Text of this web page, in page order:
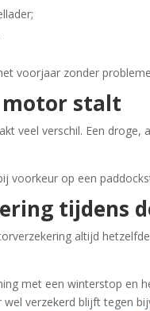
voorjaar zonder
motor stalt
veel verschil. Een
voorkeur op een
tijdens
altijd
met een winterstop en
verzekerd blijft tegen